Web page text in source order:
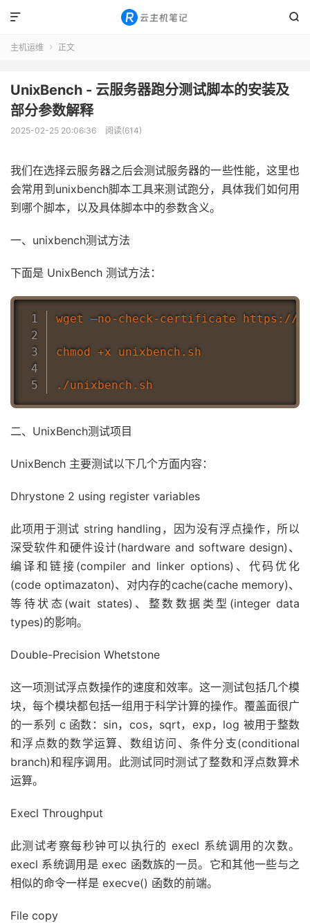


主机运维  正文
UnixBench - 云服务器跑分测试脚本的安装及
部分参数解释
2025-02-25 20:06:36 阅读(614)
我们在选择云服务器之后会测试服务器的一些性能，这里也
会常用到unixbench脚本工具来测试跑分，具体我们如何用
到哪个脚本，以及具体脚本中的参数含义。
一、unixbench测试方法
下面是 UnixBench 测试方法：
wget –no-check-certificate https://
chmod +x unixbench.sh
二、UnixBench测试项目
UnixBench 主要测试以下几个方面内容：
Dhrystone 2 using register variables
此项用于测试 string handling，因为没有浮点操作，所以
深受软件和硬件设计(hardware and software design)、
编译和链接(compiler and linker options)、代码优化
(code optimazaton)、对内存的cache(cache memory)、
等待状态(wait states)、整数数据类型(integer data
types)的影响。
Double-Precision Whetstone
这一项测试浮点数操作的速度和效率。这一测试包括几个模
块，每个模块都包括一组用于科学计算的操作。覆盖面很广
的一系列 c 函数：sin，cos，sqrt，exp，log 被用于整数
和浮点数的数学运算、数组访问、条件分支(conditional
branch)和程序调用。此测试同时测试了整数和浮点数算术
运算。
Execl Throughput
此测试考察每秒钟可以执行的 execl 系统调用的次数。
execl 系统调用是 exec 函数族的一员。它和其他一些与之
相似的命令一样是 execve() 函数的前端。
File copy